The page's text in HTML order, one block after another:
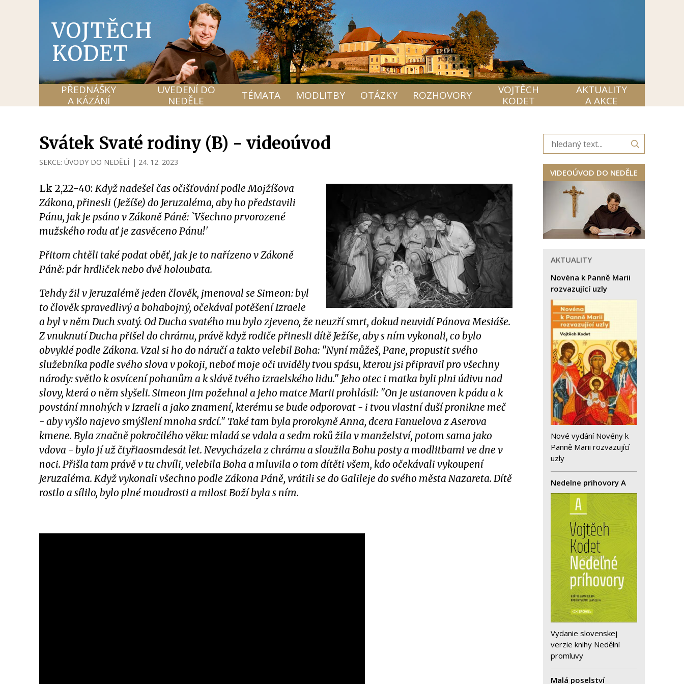
VOJTĚCH
KODET
PŘEDNÁŠKY
A KÁZÁNÍ
UVEDENÍ DO
NEDĚLE
TÉMATA MODLITBY OTÁZKY ROZHOVORY
VOJTĚCH
KODET
AKTUALITY
A AKCE
Svátek Svaté rodiny (B) - videoúvod
SEKCE: ÚVODY DO NEDĚLÍ | 24. 12. 2023
Lk 2,22-40: Když nadešel čas očišťování podle Mojžíšova
Zákona, přinesli (Ježíše) do Jeruzaléma, aby ho představili
Pánu, jak je psáno v Zákoně Páně: `Všechno prvorozené
mužského rodu ať je zasvěceno Pánu!'
Přitom chtěli také podat oběť, jak je to nařízeno v Zákoně
Páně: pár hrdliček nebo dvě holoubata.
Tehdy žil v Jeruzalémě jeden člověk, jmenoval se Simeon: byl
to člověk spravedlivý a bohabojný, očekával potěšení Izraele
a byl v něm Duch svatý. Od Ducha svatého mu bylo zjeveno, že neuzří smrt, dokud neuvidí Pánova Mesiáše.
Z vnuknutí Ducha přišel do chrámu, právě když rodiče přinesli dítě Ježíše, aby s ním vykonali, co bylo
obvyklé podle Zákona. Vzal si ho do náručí a takto velebil Boha: "Nyní můžeš, Pane, propustit svého
služebníka podle svého slova v pokoji, neboť moje oči uviděly tvou spásu, kterou jsi připravil pro všechny
národy: světlo k osvícení pohanům a k slávě tvého izraelského lidu." Jeho otec i matka byli plni údivu nad
slovy, která o něm slyšeli. Simeon jim požehnal a jeho matce Marii prohlásil: "On je ustanoven k pádu a k
povstání mnohých v Izraeli a jako znamení, kterému se bude odporovat - i tvou vlastní duší pronikne meč
- aby vyšlo najevo smýšlení mnoha srdcí." Také tam byla prorokyně Anna, dcera Fanuelova z Aserova
kmene. Byla značně pokročilého věku: mladá se vdala a sedm roků žila v manželství, potom sama jako
vdova - bylo jí už čtyřiaosmdesát let. Nevycházela z chrámu a sloužila Bohu posty a modlitbami ve dne v
noci. Přišla tam právě v tu chvíli, velebila Boha a mluvila o tom dítěti všem, kdo očekávali vykoupení
Jeruzaléma. Když vykonali všechno podle Zákona Páně, vrátili se do Galileje do svého města Nazareta. Dítě
rostlo a sílilo, bylo plné moudrosti a milost Boží byla s ním.
VIDEOÚVOD DO NEDĚLE
AKTUALITY
Novéna k Panně Marii
rozvazující uzly
Nové vydání Novény k
Panně Marii rozvazující
uzly
Nedelne prihovory A
Vydanie slovenskej
verzie knihy Nedělní
promluvy
Malá poselství